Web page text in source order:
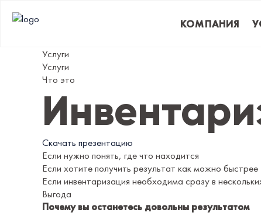
КОМПАНИЯ
Услуги
Услуги
Что это
Скачать презентацию
Если нужно понять, где что находится
Если хотите получить результат как можно быстрее
Если инвентаризация необходима сразу в
Выгода
Почему вы останетесь довольны результатом